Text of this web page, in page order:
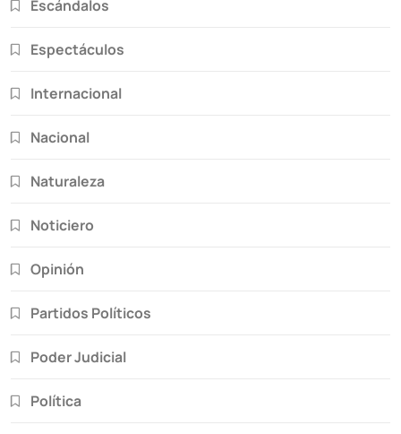
Escándalos
Espectáculos
Internacional
Nacional
Naturaleza
Noticiero
Opinión
Partidos Políticos
Poder Judicial
Política